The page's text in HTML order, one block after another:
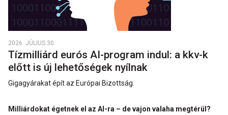
2026. JÚLIUS 30.
Tízmilliárd eurós AI-program indul: a kkv-k
előtt is új lehetőségek nyílnak
Gigagyárakat épít az Európai Bizottság.
Milliárdokat égetnek el az AI-ra – de vajon valaha megtérül?